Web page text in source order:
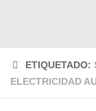
ETIQUETADO:
ELECTRICIDAD